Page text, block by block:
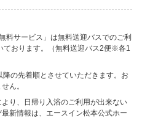
料サービス」は無料送迎バスでのご利
ております。（無料送迎バス2便※各1
の先着順とさせていただきます。お
ん。
り、日帰り入浴のご利用が出来ない
新情報は、エースイン松本公式ホー